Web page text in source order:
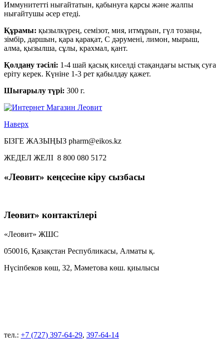
Иммунитетті нығайтатын, қабынуға қарсы және жалпы
нығайтушы әсер етеді.
Құрамы: қызылкүрең, семізот, мия, итмұрын, гүл тозаңы,
зімбір, даршын, қара қарақат, С дәрумені, лимон, мырыш,
алма, қызылша, сұлы, крахмал, қант.
Қолдану тәсілі: 1-4 шай қасық киселді стақандағы ыстық суға
еріту керек. Күніне 1-3 рет қабылдау қажет.
Шығарылу түрі: 300 г.
Наверх
БІЗГЕ ЖАЗЫҢЫЗ pharm@eikos.kz
ЖЕДЕЛ ЖЕЛІ 8 800 080 5172
«Леовит» кеңсесіне кіру сызбасы
Леовит» контактілері
«Леовит» ЖШС
050016, Қазақстан Республикасы, Алматы қ.
Нүсіпбеков көш, 32, Мәметова көш. қиылысы
тел.: +7 (727) 397-64-29, 397-64-14